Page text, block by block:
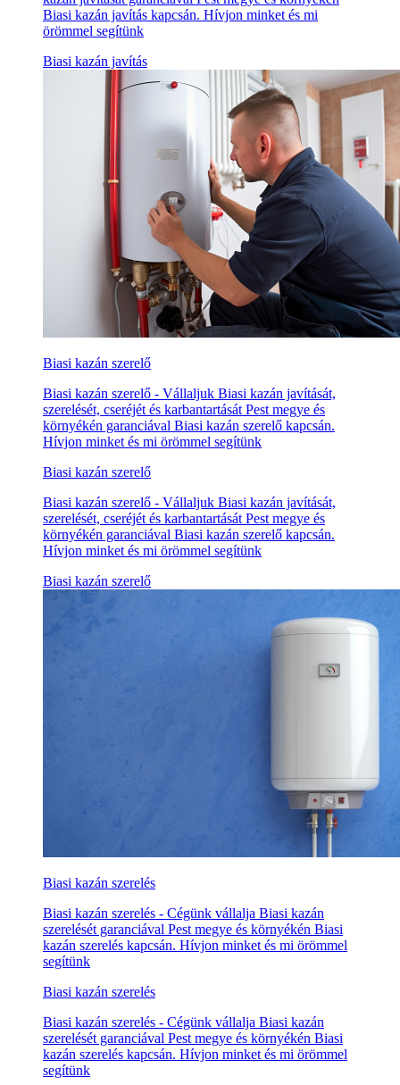
Biasi kazán javítás kapcsán. Hívjon minket és mi
örömmel segítünk
Biasi kazán javítás
Biasi kazán szerelő
Biasi kazán szerelő - Vállaljuk Biasi kazán javítását,
szerelését, cseréjét és karbantartását Pest megye és
környékén garanciával Biasi kazán szerelő kapcsán.
Hívjon minket és mi örömmel segítünk
Biasi kazán szerelő
Biasi kazán szerelő - Vállaljuk Biasi kazán javítását,
szerelését, cseréjét és karbantartását Pest megye és
környékén garanciával Biasi kazán szerelő kapcsán.
Hívjon minket és mi örömmel segítünk
Biasi kazán szerelő
Biasi kazán szerelés
Biasi kazán szerelés - Cégünk vállalja Biasi kazán
szerelését garanciával Pest megye és környékén Biasi
kazán szerelés kapcsán. Hívjon minket és mi örömmel
segítünk
Biasi kazán szerelés
Biasi kazán szerelés - Cégünk vállalja Biasi kazán
szerelését garanciával Pest megye és környékén Biasi
kazán szerelés kapcsán. Hívjon minket és mi örömmel
segítünk